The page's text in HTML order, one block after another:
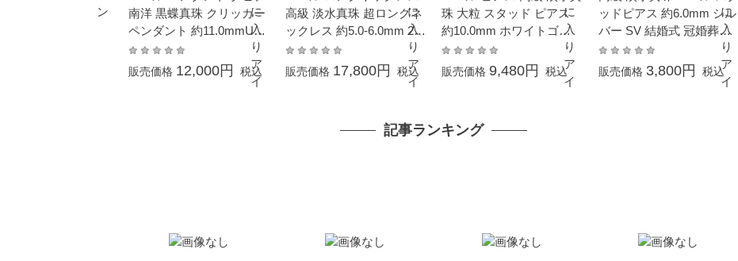
南洋 黒蝶真珠 クリッカー
ペンダント 約11.0mmUP
シルバー SV 結婚式 冠婚
葬祭 成人式 卒業 入園 入
学式 母の日 プレゼント 大
販売価格 12,000円 税込
高級 淡水真珠 超ロングネ
ックレス 約5.0-6.0mm 20
0cm シンチュウ 結婚式 冠
婚葬祭 本真珠 成人式 卒業
式 入学式 母の日 プレゼン
バルライス 真珠 ギフト
販売価格 17,800円 税込
珠 大粒 スタッド ピアス
約10.0mm ホワイトゴー
ルド K14WG ボタン珠 結
婚式 冠婚葬祭 成人式 卒業
式 入学式 母の日 プレゼン
販売価格 9,480円 税込
ッドピアス 約6.0mm シル
バー SV 結婚式 冠婚葬祭
クリスマス Xmas プレゼ
ント 本真珠 カジュアル 6
月誕生石 金属アレルギー
販売価格 3,800円 税込
記事ランキング